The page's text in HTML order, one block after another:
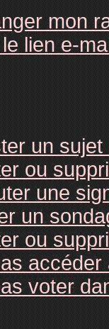
mon
lien e-
un
ou
une
un
ou
accéder
voter